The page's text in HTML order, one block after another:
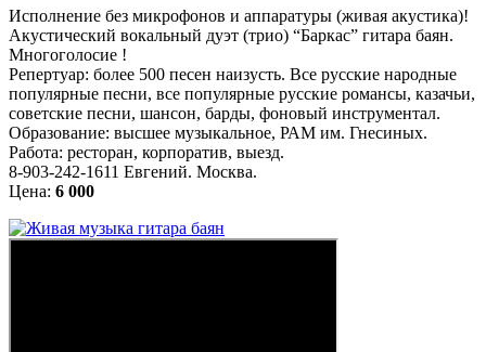
Исполнение без микрофонов и аппаратуры (живая акустика)!
Акустический вокальный дуэт (трио) “Баркас” гитара баян.
Многоголосие !
Репертуар: более 500 песен наизусть. Все русские народные
популярные песни, все популярные русские романсы, казачьи,
советские песни, шансон, барды, фоновый инструментал.
Образование: высшее музыкальное, РАМ им. Гнесиных.
Работа: ресторан, корпоратив, выезд.
8-903-242-1611 Евгений. Москва.
Цена: 6 000